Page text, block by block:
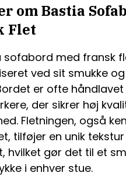
om Bastia
Flet
sofabord med fransk
ved sit smukke
er ofte
der sikrer høj
Fletningen, også
tilføjer en unik
hvilket gør det til et
i enhver stue.